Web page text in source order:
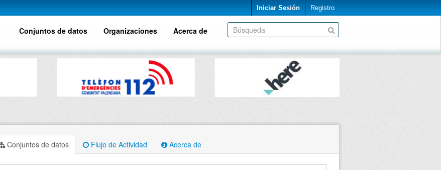
Iniciar Sesión Registro
Conjuntos de datos Organizaciones Acerca de
Conjuntos de datos Flujo de Actividad Acerca de